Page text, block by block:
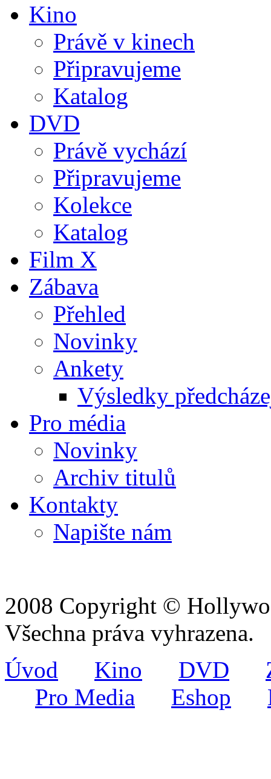
Kino
Právě v kinech
Připravujeme
Katalog
DVD
Právě vychází
Připravujeme
Kolekce
Katalog
Film X
Zábava
Přehled
Novinky
Ankety
Výsledky
Pro média
Novinky
Archiv titulů
Kontakty
Napište nám
2008 Copyright ©
Všechna práva vyhrazena.
Úvod
Kino DVD
Pro Media
Eshop